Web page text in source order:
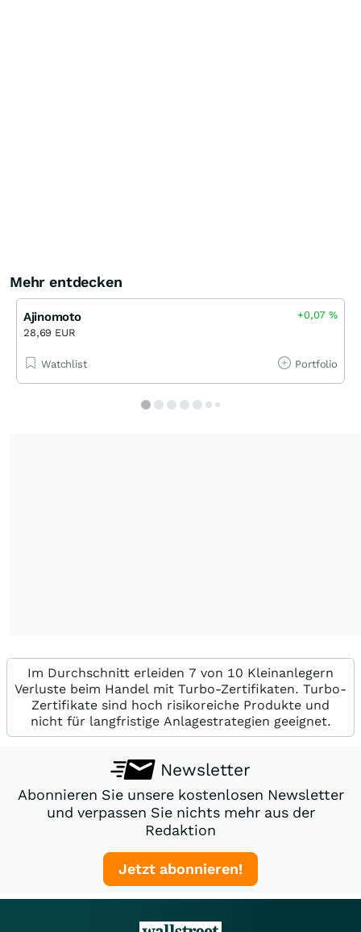
Mehr entdecken
Ajinomoto
28,69 EUR
+0,07%
Watchlist Portfolio
Im Durchschnitt erleiden 7 von 10 Kleinanlegern
Verluste beim Handel mit Turbo-Zertifikaten. Turbo-
Zertifikate sind hoch risikoreiche Produkte und
nicht für langfristige Anlagestrategien geeignet.
Newsletter
Abonnieren Sie unsere kostenlosen Newsletter
und verpassen Sie nichts mehr aus der
Redaktion
Jetzt abonnieren!